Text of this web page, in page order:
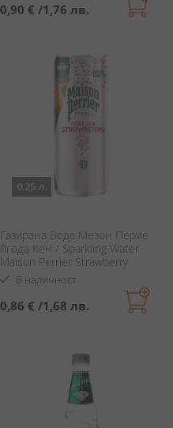
0,90 € /1,76 лв.
0.25 л.
Газирана Вода Мезон Перие
Ягода Кен / Sparkling Water
Maison Perrier Strawberry
В наличност
0,86 € /1,68 лв.